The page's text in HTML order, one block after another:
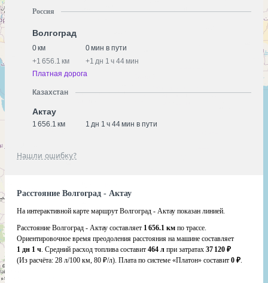
Россия
Волгоград
0 км
0 мин в пути
+1 656.1 км +1 дн 1 ч 44 мин
Платная дорога
Казахстан
Актау
1 656.1 км 1 дн 1 ч 44 мин в пути
Нашли ошибку?
Расстояние Волгоград - Актау
На интерактивной карте маршрут Волгоград - Актау показан линией.
Расстояние Волгоград - Актау составляет 1 656.1 км по трассе.
Ориентировочное время преодоления расстояния на машине составляет
1 дн 1 ч. Средний расход топлива составит 464 л при затратах 37 120 ₽
(Из расчёта: 28 л/100 км, 80 ₽/л). Плата по системе «Платон» составит 0 ₽.